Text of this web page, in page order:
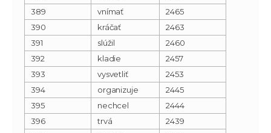
389
vnímať
2465
390
kráčať
2463
391
slúžil
2460
392
kladie
2457
393
vysvetliť
2453
394
organizuje
2445
395
nechcel
2444
396
trvá
2439